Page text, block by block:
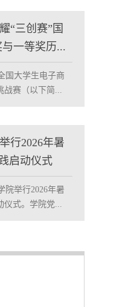
“三创赛”国
一等奖历...
国大学生电子商
战赛（以下简...
行2026年暑
启动仪式
院举行2026年暑
仪式。学院党...